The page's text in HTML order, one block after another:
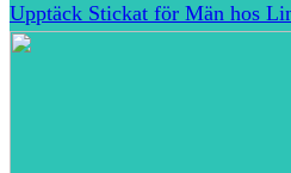
Upptäck Stickat för Män hos